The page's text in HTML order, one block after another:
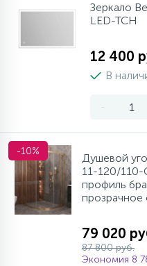
Зеркало
LED-TCH
12 400
В
-
-10%
Душевой
11-120/110-
профиль
прозрачное
79 020
87 800 руб.
Экономия 8